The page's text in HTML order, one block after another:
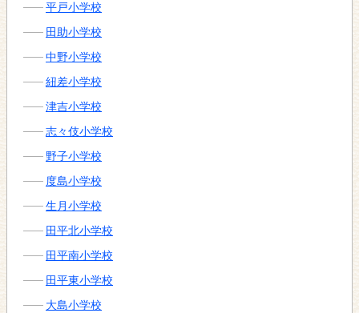
平戸小学校
田助小学校
中野小学校
紐差小学校
津吉小学校
志々伎小学校
野子小学校
度島小学校
生月小学校
田平北小学校
田平南小学校
田平東小学校
大島小学校